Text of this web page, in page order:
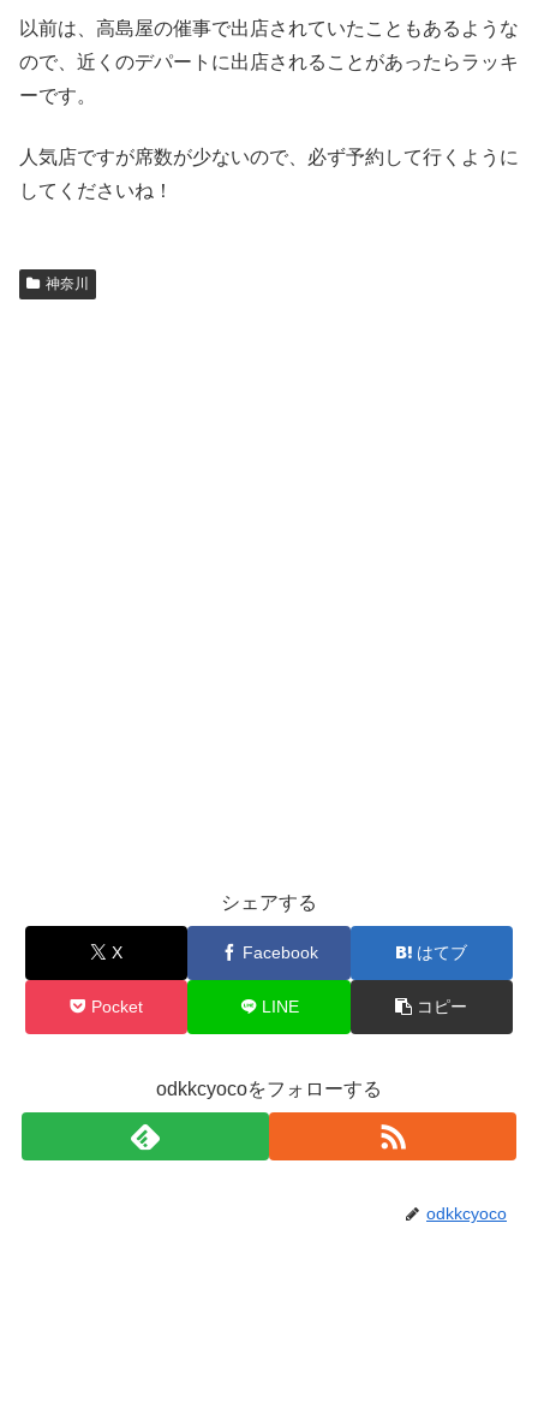
以前は、 高島屋の催事で出店されていたこともあるような
ので、近くのデパートに出店されることがあったらラッキ
ーです。
人気店ですが席数が少ないので、必ず予約して行くように
してくださいね！
神奈川
シェアする
X Facebook はてブ
Pocket LINE コピー
odkkcyocoをフォローする
odkkcyoco